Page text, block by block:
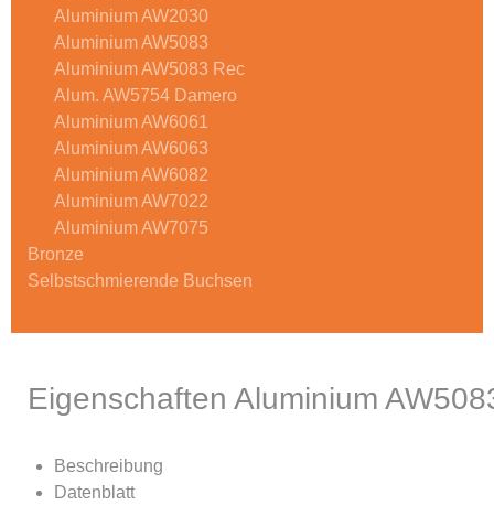
Aluminium AW2030
Aluminium AW5083
Aluminium AW5083 Rec
Alum. AW5754 Damero
Aluminium AW6061
Aluminium AW6063
Aluminium AW6082
Aluminium AW7022
Aluminium AW7075
Bronze
Selbstschmierende Buchsen
Eigenschaften Aluminium
Beschreibung
Datenblatt